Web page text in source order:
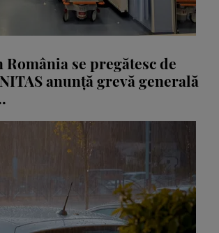
se pregătesc de
anunță grevă generală